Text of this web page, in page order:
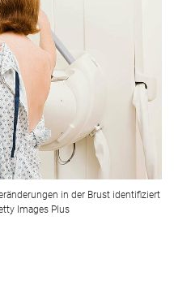
in der Brust identifiziert
Images Plus